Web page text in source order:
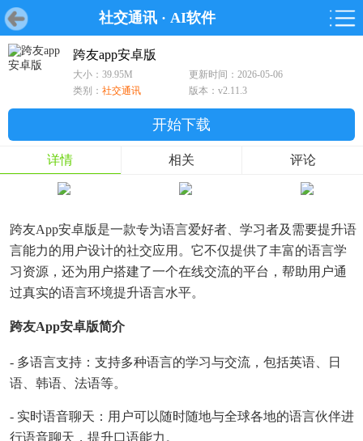
社交通讯 · AI软件
首页 游戏 软件
首页 游戏 软件 鸿蒙
游戏
鸿蒙
软件
跨友app安卓版
大小：39.95M
更新时间：2026-05-06
类别： 社交通讯 版本：v2.11.3
开始下载
详情 相关 评论
跨友App安卓版是一款专为语言爱好者、学习者及需要提升语
言能力的用户设计的社交应用。它不仅提供了丰富的语言学
习资源，还为用户搭建了一个在线交流的平台，帮助用户通
过真实的语言环境提升语言水平。
跨友app安卓版简介
- 多语言支持：支持多种语言的学习与交流，包括英语、日
语、韩语、法语等。
- 实时语音聊天：用户可以随时随地与全球各地的语言伙伴进
行语音聊天，提升口语能力。